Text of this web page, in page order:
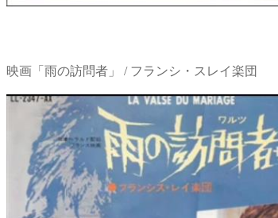
映画「雨の訪問者」 / フランシ・スレイ楽団